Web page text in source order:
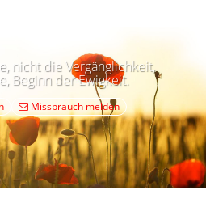
nicht die Vergänglichkeit,
Beginn der Ewigkeit.
Missbrauch melden